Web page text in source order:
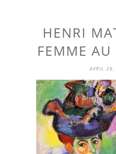
HENRI
FEMME AU
AVRIL